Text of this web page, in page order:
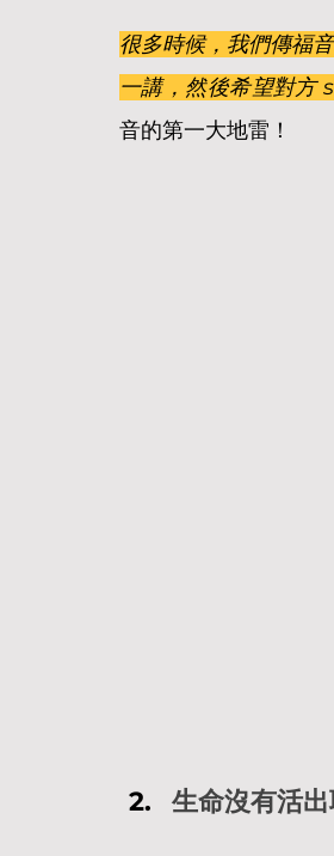
很多時候，我們傳福
一講，然後希望對方
音的第一大地雷！
生命沒有活